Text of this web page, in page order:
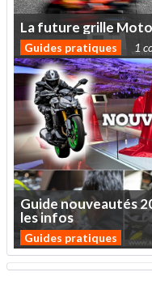
Lafuturegrille
Guides pratiques 1
Guidenouveautés
lesinfos
Guides pratiques